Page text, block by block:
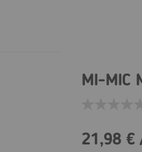
MI-MIC
21,98 €